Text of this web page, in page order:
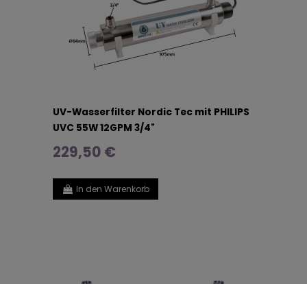
UV-Wasserfilter Nordic Tec mit PHILIPS
UVC 55W 12GPM 3/4"
229,50 €
In den Warenkorb